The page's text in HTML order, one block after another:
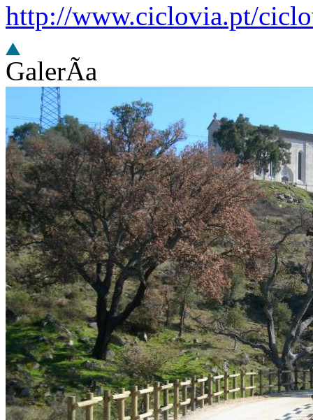
http://www.ciclovia.pt/
GalerÃ­a